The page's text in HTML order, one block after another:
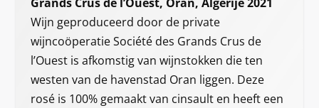
Wijn geproduceerd door de private
wijncoöperatie Société des Grands Crus de
l’Ouest is afkomstig van wijnstokken die ten
westen van de havenstad Oran liggen. Deze
rosé is 100% gemaakt van cinsault en heeft een